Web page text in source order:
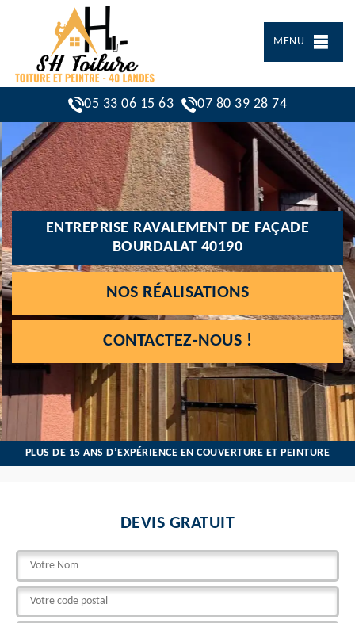
MENU
05 33 06 15 63 07 80 39 28 74
ENTREPRISE RAVALEMENT DE FAÇADE
BOURDALAT 40190
NOS RÉALISATIONS
CONTACTEZ-NOUS !
PLUS DE 15 ANS D’EXPÉRIENCE EN COUVERTURE ET PEINTURE
DEVIS GRATUIT